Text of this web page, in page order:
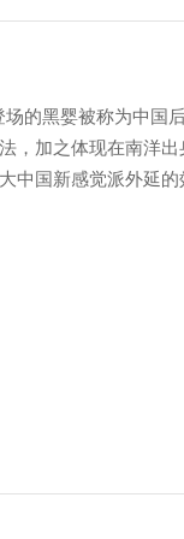
的黑婴被称为中国
，加之体现在南洋
首创的概念为理论基础，从多种生成力作用共存的观点出发，探讨了20世纪30
。 以此为基础的探
婴作品中的人物群
中可以窥探这位南洋出身作家的个人履历内容。在作品中，故乡的形象以多个层面的时
，回归的祖国和思
穷的现实生活―故乡